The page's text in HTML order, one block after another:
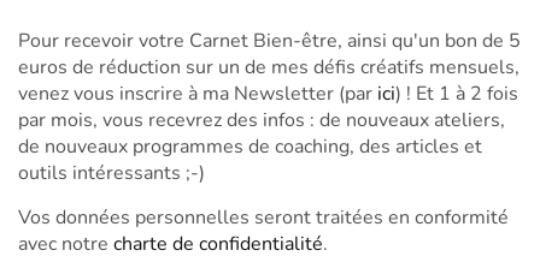
Pour recevoir votre Carnet Bien-être, ainsi qu'un bon de 5
euros de réduction sur un de mes défis créatifs mensuels,
venez vous inscrire à ma Newsletter (par ici) ! Et 1 à 2 fois
par mois, vous recevrez des infos : de nouveaux ateliers,
de nouveaux programmes de coaching, des articles et
outils intéressants ;-)
Vos données personnelles seront traitées en conformité
avec notre charte de confidentialité.